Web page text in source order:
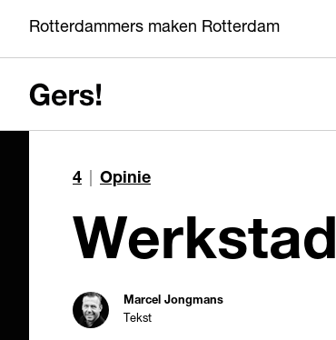
Rotterdammers maken Rotterdam
4 Opinie
Werkstad
Marcel Jongmans
Tekst